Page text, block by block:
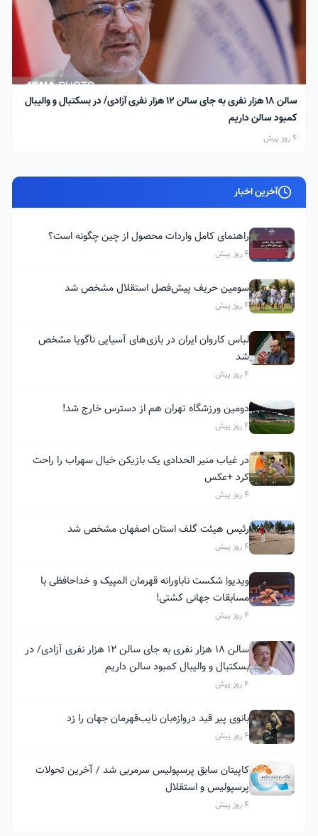
سالن ۱۸ هزار نفری به جای سالن ۱۲ هزار نفری آزادی/ در بسکتبال و والیبال
کمبود سالن داریم
4 روز پیش
آخرین اخبار
راهنمای کامل واردات محصول از چین چگونه است؟
4 روز پیش
سومین حریف پیش‌فصل استقلال مشخص شد
4 روز پیش
لباس کاروان ایران در بازی‌های آسیایی ناگویا مشخص
شد
4 روز پیش
دومین ورزشگاه تهران هم از دسترس خارج شد!
4 روز پیش
در غیاب منیر الحدادی یک بازیکن خیال سهراب را راحت
کرد +عکس
4 روز پیش
رئیس هیئت گلف استان اصفهان مشخص شد
4 روز پیش
ویدیو| شکست ناباورانه قهرمان المپیک و خداحافظی با
مسابقات جهانی کشتی!
4 روز پیش
سالن ۱۸ هزار نفری به جای سالن ۱۲ هزار نفری آزادی/ در
بسکتبال و والیبال کمبود سالن داریم
4 روز پیش
بانوی پیر قید دروازه‌بان نایب‌قهرمان جهان را زد
4 روز پیش
کاپیتان سابق پرسپولیس سرمربی شد / آخرین تحولات
پرسپولیس و استقلال
4 روز پیش